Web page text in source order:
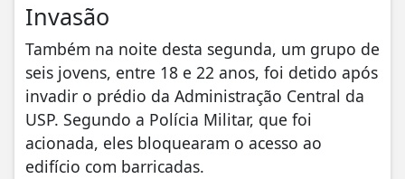
Invasão
Também na noite desta segunda, um grupo de
seis jovens, entre 18 e 22 anos, foi detido após
invadir o prédio da Administração Central da
USP. Segundo a Polícia Militar, que foi
acionada, eles bloquearam o acesso ao
edifício com barricadas.